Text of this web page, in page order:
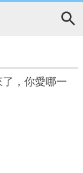
，你愛哪一